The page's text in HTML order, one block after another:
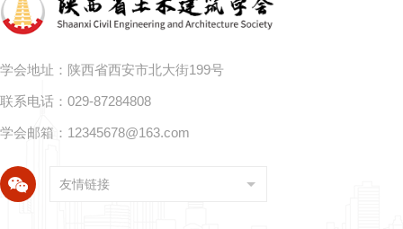
学会地址：陕西省西安市北大街199号
联系电话：029-87284808
学会邮箱： 12345678@163.com
友情链接